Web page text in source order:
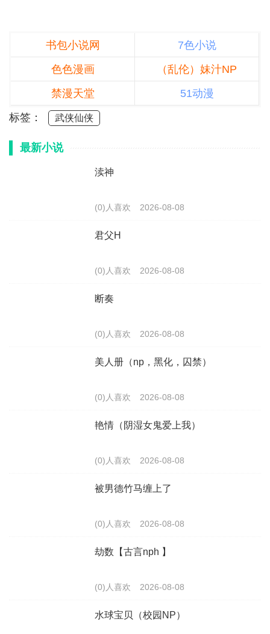
书包小说网
7色小说
色色漫画
（乱伦）妹汁NP
禁漫天堂
51动漫
标签：
武侠仙侠
最新小说
渎神
(0)人喜欢 2026-08-08
君父H
(0)人喜欢 2026-08-08
断奏
(0)人喜欢 2026-08-08
美人册（np，黑化，囚禁）
(0)人喜欢 2026-08-08
艳情（阴湿女鬼爱上我）
(0)人喜欢 2026-08-08
被男德竹马缠上了
(0)人喜欢 2026-08-08
劫数【古言nph 】
(0)人喜欢 2026-08-08
水球宝贝（校园NP）